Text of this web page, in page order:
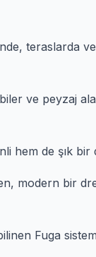
teraslarda
ve peyzaj
hem de şık bir
modern bir
Fuga